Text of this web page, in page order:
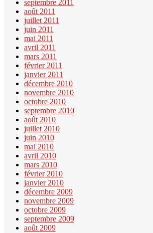
septembre 2011
août 2011
juillet 2011
juin 2011
mai 2011
avril 2011
mars 2011
février 2011
janvier 2011
décembre 2010
novembre 2010
octobre 2010
septembre 2010
août 2010
juillet 2010
juin 2010
mai 2010
avril 2010
mars 2010
février 2010
janvier 2010
décembre 2009
novembre 2009
octobre 2009
septembre 2009
août 2009